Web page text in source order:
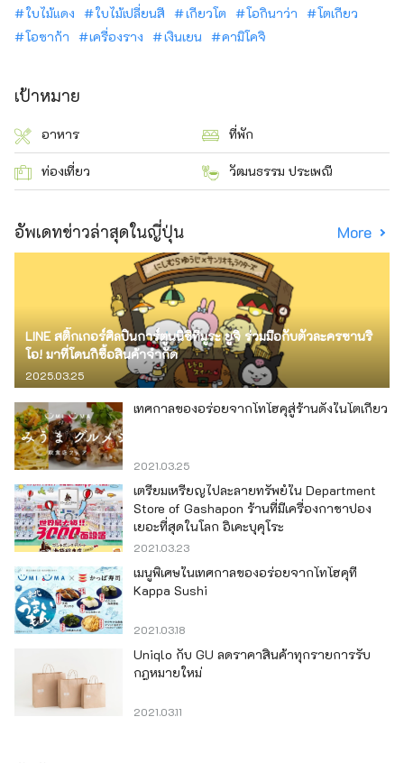
ใบไม้แดง
ใบไม้เปลี่ยนสี เกียวโต โอกินาว่า
โตเกียว
โอซาก้า
เครื่องราง เงินเยน คามิโคจิ
เป้าหมาย
อาหาร ที่พัก
ท่องเที่ยว วัฒนธรรม ประเพณี
อัพเดทข่าวล่าสุดในญี่ปุ่น More
LINE สติ๊กเกอร์ศิลปินการ์ตูนนิชิทีมูระ ยูจิ ร่วมมือกับตัวละครซานริ
โอ! มาที่โดนกิซื้อสินค้าจำกัด
2025.03.25
เทศกาลของอร่อยจากโทโฮคุสู่ร้านดังในโตเกียว
2021.03.25
เตรียมเหรียญไปละลายทรัพย์ใน Department
Store of Gashapon ร้านที่มีเครื่องกาชาปอง
เยอะที่สุดในโลก อิเคะบุคุโระ
2021.03.23
เมนูพิเศษในเทศกาลของอร่อยจากโทโฮคุที่
Kappa Sushi
2021.03.18
Uniqlo กับ GU ลดราคาสินค้าทุกรายการรับ
กฎหมายใหม่
2021.03.11